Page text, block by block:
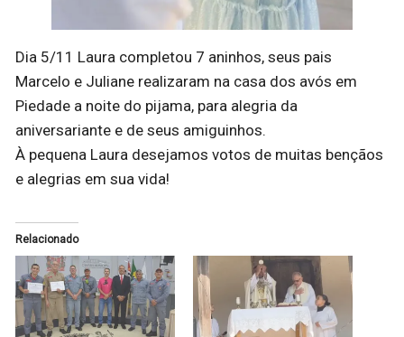
Dia 5/11 Laura completou 7 aninhos, seus pais
Marcelo e Juliane realizaram na casa dos avós em
Piedade a noite do pijama, para alegria da
aniversariante e de seus amiguinhos.
À pequena Laura desejamos votos de muitas bençãos
e alegrias em sua vida!
Relacionado